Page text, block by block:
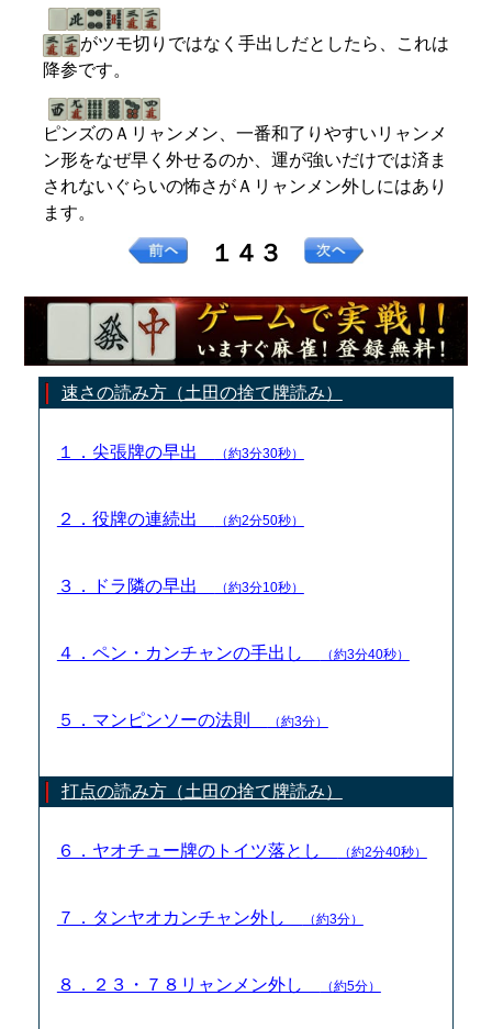
がツモ切りではなく手出しだとしたら、これは
降参です。
ピンズのＡリャンメン、一番和了りやすいリャンメ
ン形をなぜ早く外せるのか、運が強いだけでは済ま
されないぐらいの怖さがＡリャンメン外しにはあり
ます。
１４３
速さの読み方（土田の捨て牌読み）
１．尖張牌の早出 （約3分30秒）
２．役牌の連続出 （約2分50秒）
３．ドラ隣の早出 （約3分10秒）
４．ペン・カンチャンの手出し （約3分40秒）
５．マンピンソーの法則 （約3分）
打点の読み方（土田の捨て牌読み）
６．ヤオチュー牌のトイツ落とし （約2分40秒）
７．タンヤオカンチャン外し （約3分）
８．２３・７８リャンメン外し （約5分）